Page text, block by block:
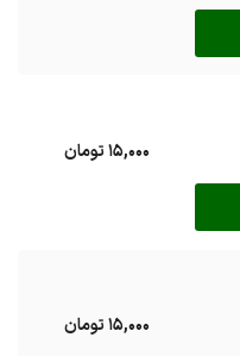
15,000 تومان
15,000 تومان